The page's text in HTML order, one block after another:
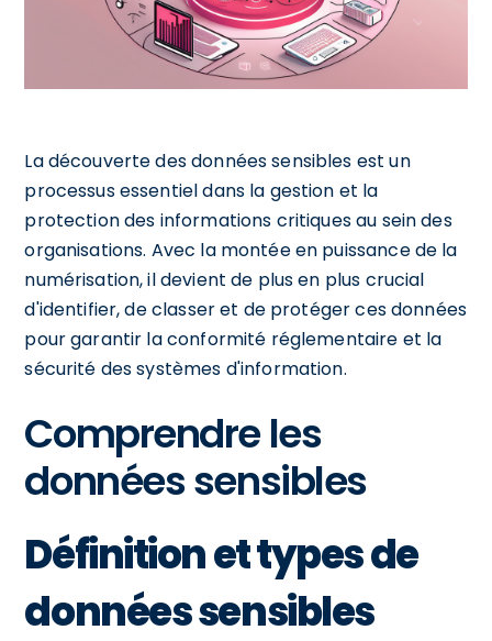
La découverte des données sensibles est un
processus essentiel dans la gestion et la
protection des informations critiques au sein des
organisations. Avec la montée en puissance de la
numérisation, il devient de plus en plus crucial
d'identifier, de classer et de protéger ces données
pour garantir la conformité réglementaire et la
sécurité des systèmes d'information.
Comprendre les
données sensibles
Définition et types de
données sensibles